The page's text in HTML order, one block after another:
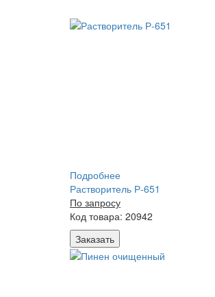
Подробнее
Растворитель Р-651
По запросу
Код товара: 20942
Заказать